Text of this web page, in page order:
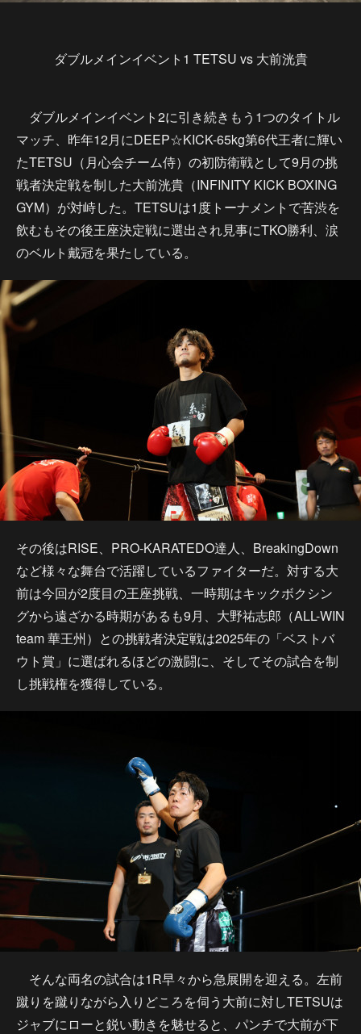
ダブルメインイベント1 TETSU vs 大前洸貴
ダブルメインイベント2に引き続きもう1つのタイトル
マッチ、昨年12月にDEEP☆KICK-65kg第6代王者に輝い
たTETSU（月心会チーム侍）の初防衛戦として9月の挑
戦者決定戦を制した大前洸貴（INFINITY KICK BOXING
GYM）が対峙した。TETSUは1度トーナメントで苦渋を
飲むもその後王座決定戦に選出され見事にTKO勝利、涙
のベルト戴冠を果たしている。
その後はRISE、PRO-KARATEDO達人、BreakingDown
など様々な舞台で活躍しているファイターだ。対する大
前は今回が2度目の王座挑戦、一時期はキックボクシン
グから遠ざかる時期があるも9月、大野祐志郎（ALL-WIN
team 華王州）との挑戦者決定戦は2025年の「ベストバ
ウト賞」に選ばれるほどの激闘に、そしてその試合を制
し挑戦権を獲得している。
そんな両名の試合は1R早々から急展開を迎える。左前
蹴りを蹴りながら入りどころを伺う大前に対しTETSUは
ジャブにローと鋭い動きを魅せると、パンチで大前が下